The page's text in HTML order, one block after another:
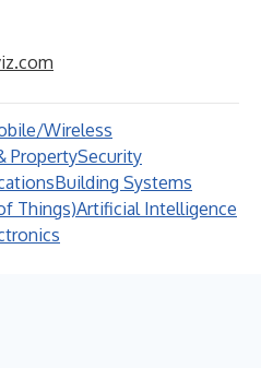
Wireless
PropertySecurity
Building Systems
Things)Artificial Intelligence